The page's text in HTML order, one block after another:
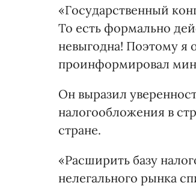
«Государственный
То есть формально
невыгодна! Поэтому я
проинформировал
Он выразил
налогообложения в
стране.
«Расширить базу
нелегального рынка